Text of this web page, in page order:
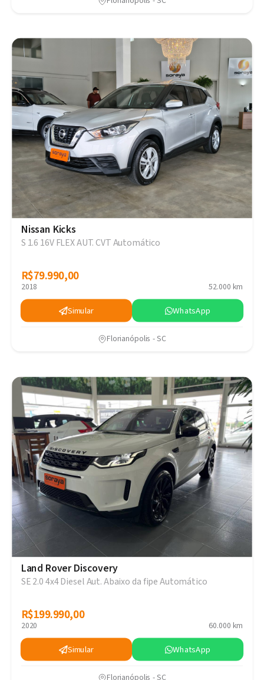
Nissan Kicks
S 1.6 16V FLEX AUT. CVT Automático
R$79.990,00
R$79.990,00
2018 52.000 km
Simular WhatsApp
Florianópolis - SC
Land Rover Discovery
SE 2.0 4x4 Diesel Aut. Abaixo da fipe Automático
R$199.990,00
R$199.990,00
2020 60.000 km
Simular WhatsApp